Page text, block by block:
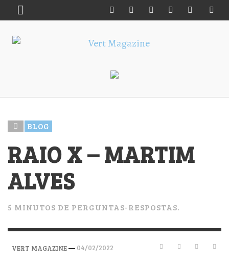
BLOG
RAIO X – MARTIM
ALVES
5 MINUTOS DE PERGUNTAS-RESPOSTAS.
VERT MAGAZINE— 04/02/2022